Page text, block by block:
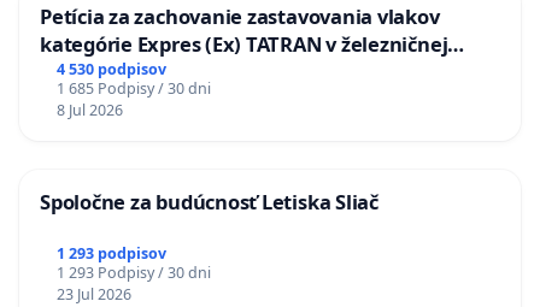
Petícia za zachovanie zastavovania vlakov
kategórie Expres (Ex) TATRAN v železničnej
stanici Púchov
4 530 podpisov
1 685 Podpisy / 30 dni
8 Jul 2026
Spoločne za budúcnosť Letiska Sliač
1 293 podpisov
1 293 Podpisy / 30 dni
23 Jul 2026